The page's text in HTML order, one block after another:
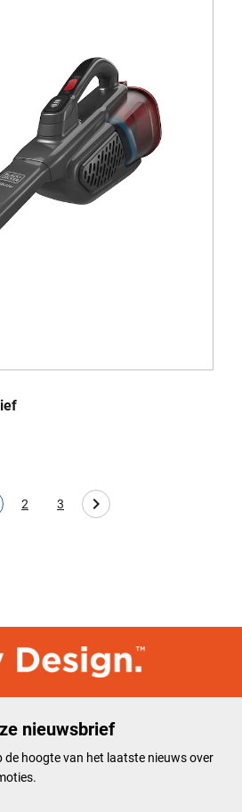
pagina
Page
2
Page
3
nieuwsbrief
de hoogte van het laatste nieuws over